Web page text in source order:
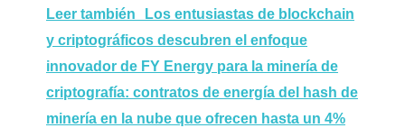
Leer también
Los entusiastas de blockchain
y criptográficos descubren el enfoque
innovador de FY Energy para la minería de
criptografía: contratos de energía del hash de
minería en la nube que ofrecen hasta un 4%